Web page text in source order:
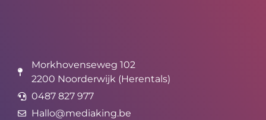
Morkhovenseweg 102
2200 Noorderwijk (Herentals)
0487 827 977
Hallo@mediaking.be